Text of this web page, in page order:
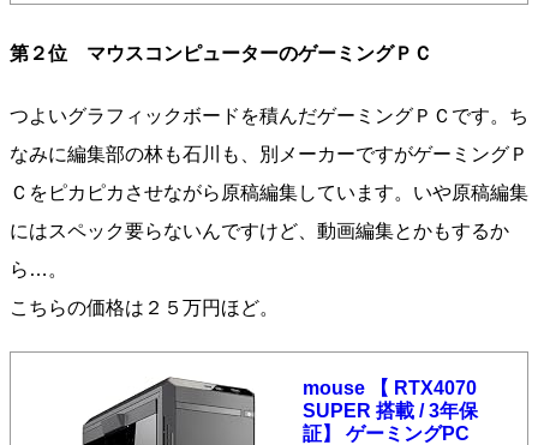
第２位 マウスコンピューターのゲーミングＰＣ
つよいグラフィックボードを積んだゲーミングＰＣです。ち
なみに編集部の林も石川も、別メーカーですがゲーミングＰ
Ｃをピカピカさせながら原稿編集しています。いや原稿編集
にはスペック要らないんですけど、動画編集とかもするか
ら…。
こちらの価格は２５万円ほど。
mouse 【 RTX4070
SUPER 搭載 / 3年保
証】 ゲーミングPC